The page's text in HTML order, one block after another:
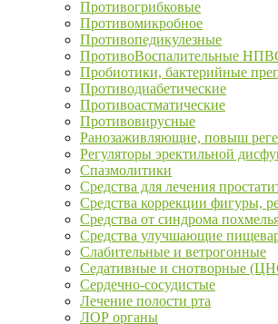
Противогрибковые
Противомикробное
Противопедикулезные
ПротивоВоспалительные
Пробиотики, бактерийные
Противодиабетические
Противоастматические
Противовирусные
Ранозаживляющие, повыш
Регуляторы эректильной
Спазмолитики
Средства для лечения
Средства коррекции фигуры,
Средства от синдрома
Средства улучшающие
Слабительные и ветрогонные
Седативные и снотворные
Сердечно-сосудистые
Лечение полости рта
ЛОР органы